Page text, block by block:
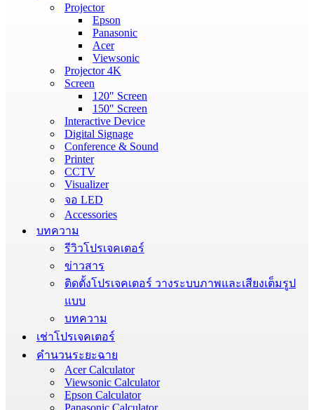
Projector
Epson
Panasonic
Acer
Viewsonic
Projector 4K
Screen
120″ Screen
150″ Screen
Interactive Device
Digital Signage
Conference & Sound
Printer
CCTV
Visualizer
จอ LED
Accessories
บทความ
รีวิวโปรเจคเตอร์
ข่าวสาร
ติดตั้งโปรเจคเตอร์ วางระบบภาพและเสียงเต็มรูป
แบบ
บทความ
เช่าโปรเจคเตอร์
คำนวนระยะฉาย
Acer Calculator
Viewsonic Calculator
Epson Calculator
Panasonic Calculator